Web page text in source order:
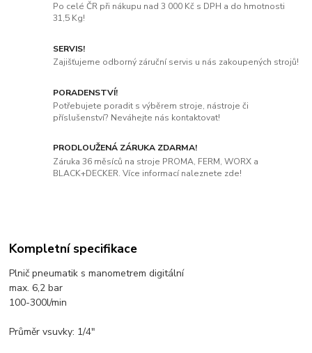
Po celé ČR při nákupu nad 3 000 Kč s DPH a do hmotnosti
31,5 Kg!
SERVIS!
Zajišťujeme odborný záruční servis u nás zakoupených strojů!
PORADENSTVÍ!
Potřebujete poradit s výběrem stroje, nástroje či
příslušenství? Neváhejte nás kontaktovat!
PRODLOUŽENÁ ZÁRUKA ZDARMA!
Záruka 36 měsíců na stroje PROMA, FERM, WORX a
BLACK+DECKER. Více informací naleznete zde!
Kompletní specifikace
Plnič pneumatik s manometrem digitální
max. 6,2 bar
100-300l/min
Průměr vsuvky: 1/4"